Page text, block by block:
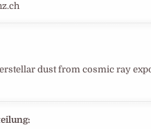
dust from cosmic ray